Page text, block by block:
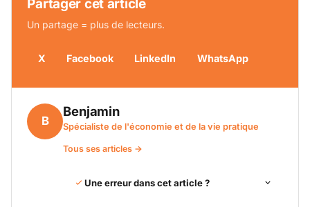
Partager cet article
Un partage = plus de lecteurs.
X Facebook LinkedIn WhatsApp
B
Benjamin
Spécialiste de l'économie et de la vie pratique
Tous ses articles →
Une erreur dans cet article ?